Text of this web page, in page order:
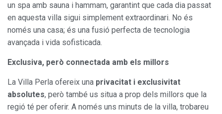
un spa amb sauna i hammam, garantint que cada dia passat
en aquesta villa sigui simplement extraordinari. No és
només una casa; és una fusió perfecta de tecnologia
avançada i vida sofisticada.
Exclusiva, però connectada amb els millors
La Villa Perla ofereix una privacitat i exclusivitat
absolutes, però també us situa a prop dels millors que la
regió té per oferir. A només uns minuts de la villa, trobareu